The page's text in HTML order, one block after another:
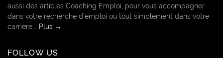
aussi des articles Coaching Emploi, pour vous accompagner
dans votre recherche d’emploi ou tout simplement dans votre
carrière...
Plus →
FOLLOW US